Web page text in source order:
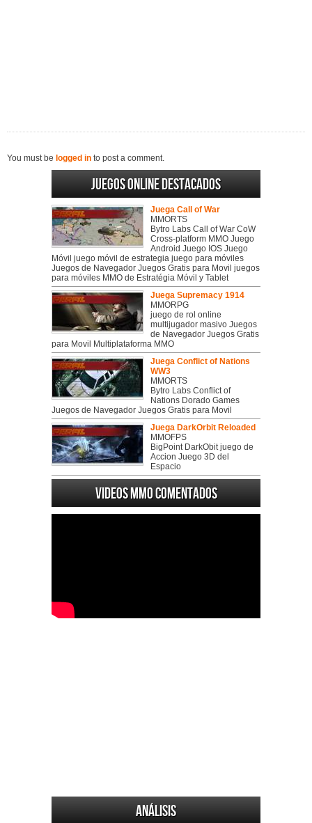
You must be logged in to post a comment.
Juegos online destacados
Juega Call of War
MMORTS
Bytro Labs Call of War CoW
Cross-platform MMO Juego
Android Juego IOS Juego
Móvil juego móvil de estrategia juego para móviles
Juegos de Navegador Juegos Gratis para Movil juegos
para móviles MMO de Estratégia Móvil y Tablet
Juega Supremacy 1914
MMORPG
juego de rol online
multijugador masivo Juegos
de Navegador Juegos Gratis
para Movil Multiplataforma MMO
Juega Conflict of Nations
WW3
MMORTS
Bytro Labs Conflict of
Nations Dorado Games
Juegos de Navegador Juegos Gratis para Movil
Juega DarkOrbit Reloaded
MMOFPS
BigPoint DarkObit juego de
Accion Juego 3D del
Espacio
Videos MMO Comentados
Análisis